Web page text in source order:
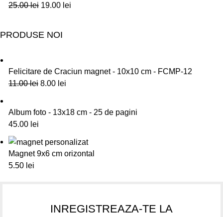
25.00lei 19.00 lei
PRODUSE NOI
Felicitare de Craciun magnet - 10x10 cm - FCMP-12
11.00lei 8.00 lei
Album foto - 13x18 cm - 25 de pagini
45.00 lei
Magnet 9x6 cm orizontal
5.50 lei
INREGISTREAZA-TE LA